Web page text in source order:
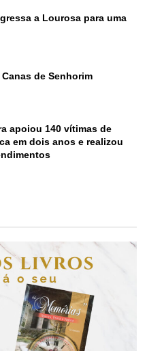
a Lourosa para uma
de Senhorim
apoiou 140 vítimas de
em dois anos e realizou